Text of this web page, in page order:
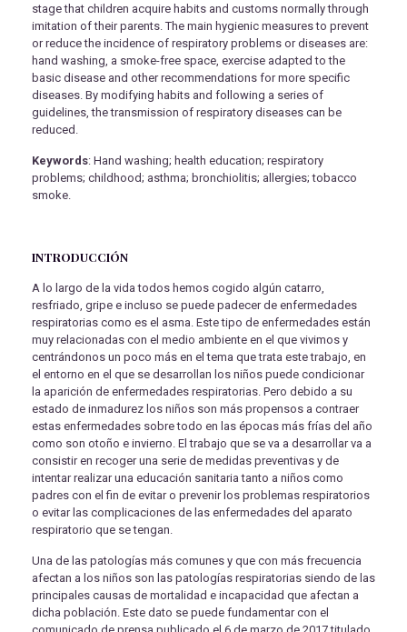
stage that children acquire habits and customs normally through
imitation of their parents. The main hygienic measures to prevent
or reduce the incidence of respiratory problems or diseases are:
hand washing, a smoke-free space, exercise adapted to the
basic disease and other recommendations for more specific
diseases. By modifying habits and following a series of
guidelines, the transmission of respiratory diseases can be
reduced.
Keywords: Hand washing; health education; respiratory
problems; childhood; asthma; bronchiolitis; allergies; tobacco
smoke.
INTRODUCCIÓN
A lo largo de la vida todos hemos cogido algún catarro,
resfriado, gripe e incluso se puede padecer de enfermedades
respiratorias como es el asma. Este tipo de enfermedades están
muy relacionadas con el medio ambiente en el que vivimos y
centrándonos un poco más en el tema que trata este trabajo, en
el entorno en el que se desarrollan los niños puede condicionar
la aparición de enfermedades respiratorias. Pero debido a su
estado de inmadurez los niños son más propensos a contraer
estas enfermedades sobre todo en las épocas más frías del año
como son otoño e invierno. El trabajo que se va a desarrollar va a
consistir en recoger una serie de medidas preventivas y de
intentar realizar una educación sanitaria tanto a niños como
padres con el fin de evitar o prevenir los problemas respiratorios
o evitar las complicaciones de las enfermedades del aparato
respiratorio que se tengan.
Una de las patologías más comunes y que con más frecuencia
afectan a los niños son las patologías respiratorias siendo de las
principales causas de mortalidad e incapacidad que afectan a
dicha población. Este dato se puede fundamentar con el